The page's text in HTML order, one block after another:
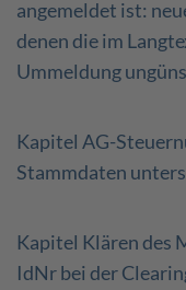
angemeldet ist:
denen die im
Ummeldung
Kapitel AG-
Stammdaten
Kapitel Klären des
IdNr bei der